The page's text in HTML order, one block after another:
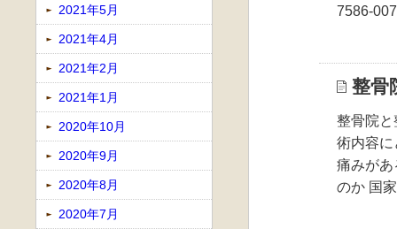
7586-
整骨
整骨院と
術内容に
痛みがあ
のか 国
2021年5月
2021年4月
2021年2月
2021年1月
2020年10月
2020年9月
2020年8月
2020年7月